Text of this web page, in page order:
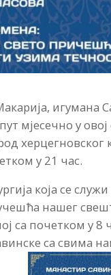
игумана
мјесечно у
херцегновског
у 21 час.
која се
нашег
са почетком у
са свима